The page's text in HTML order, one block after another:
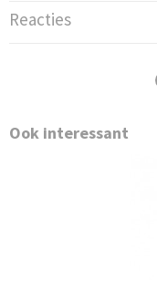
Reacties
Ook interessant